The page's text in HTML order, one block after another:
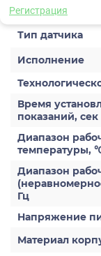
Регистрация
Тип датчика
Исполнение
Время
показаний, сек
Диапазон
температуры,
Диапазон
Гц
Напряжение
Материал